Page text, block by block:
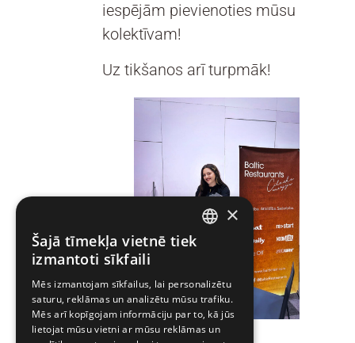
iespējām pievienoties mūsu
kolektīvam!
Uz tikšanos arī turpmāk!
ESTONIAN
×
Šajā tīmekļa vietnē tiek
izmantoti sīkfaili
Mēs izmantojam sīkfailus, lai personalizētu
saturu, reklāmas un analizētu mūsu trafiku.
Mēs arī kopīgojam informāciju par to, kā jūs
lietojat mūsu vietni ar mūsu reklāmas un